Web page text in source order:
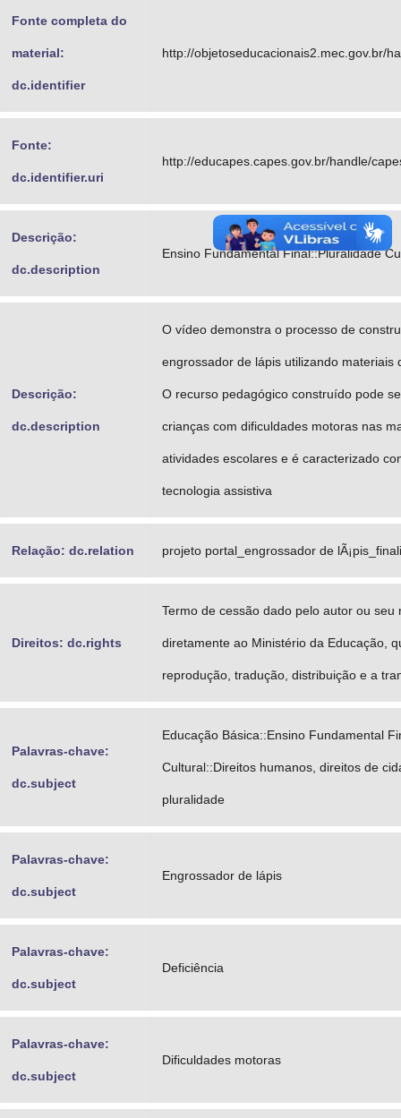
Fonte completa do
material:
dc.identifier
http://objetoseducacionais2.mec.gov.br/
Fonte:
dc.identifier.uri
http://educapes.capes.gov.br/handle/
Descrição:
dc.description
Ensino Fundamental Final::Pluralidade
Descrição:
dc.description
O vídeo demonstra o processo de
engrossador de lápis utilizando materiais
O recurso pedagógico construído pode
crianças com dificuldades motoras nas
atividades escolares e é caracterizado
tecnologia assistiva
Relação: dc.relation projeto portal_engrossador de
Direitos: dc.rights
Termo de cessão dado pelo autor ou seu
diretamente ao Ministério da Educação,
reprodução, tradução, distribuição e a
Palavras-chave:
dc.subject
Educação Básica::Ensino Fundamental
Cultural::Direitos humanos, direitos de
pluralidade
Palavras-chave:
dc.subject
Engrossador de lápis
Palavras-chave:
dc.subject
Deficiência
Palavras-chave:
dc.subject
Dificuldades motoras